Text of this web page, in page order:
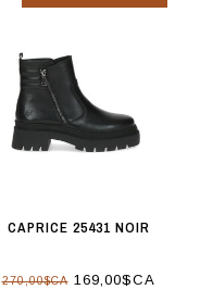
CAPRICE 25431 NOIR
270,00$CA169,00$CA